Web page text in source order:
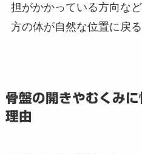
担がかかっている方向な
方の体が自然な位置に戻
骨盤の開きやむくみ
理由